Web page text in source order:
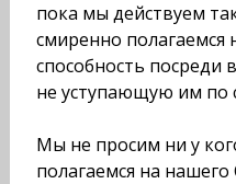
пока мы действуем
смиренно полага­емся
способность посреди
не уступающую им по
Мы не просим ни у
полагаемся на